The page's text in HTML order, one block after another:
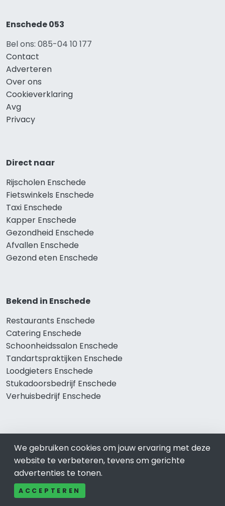
Enschede 053
Bel ons: 085-04 10 177
Contact
Adverteren
Over ons
Cookieverklaring
Avg
Privacy
Direct naar
Rijscholen Enschede
Fietswinkels Enschede
Taxi Enschede
Kapper Enschede
Gezondheid Enschede
Afvallen Enschede
Gezond eten Enschede
Bekend in Enschede
Restaurants Enschede
Catering Enschede
Schoonheidssalon Enschede
Tandartspraktijken Enschede
Loodgieters Enschede
Stukadoorsbedrijf Enschede
Verhuisbedrijf Enschede
Winkelen Enschede
Meubel-Woonwinkel Enschede
Appartementen- en Kamerverhuur Enschede
Camping Enschede
We gebruiken cookies om jouw ervaring met deze
website te verbeteren, tevens om gerichte
advertenties te tonen.
ACCEPTEREN